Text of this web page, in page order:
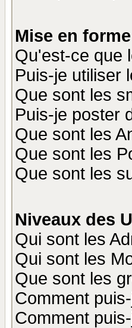
Mise en
Qu'est-ce que
Puis-je utiliser
Que sont les
Puis-je poster
Que sont les
Que sont les
Que sont les
Niveaux des
Qui sont les
Qui sont les
Que sont les
Comment
Comment